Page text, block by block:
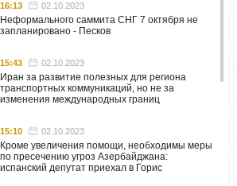
16:13 02.10.2023
Неформального саммита СНГ 7 октября не
запланировано - Песков
15:43 02.10.2023
Иран за развитие полезных для региона
транспортных коммуникаций, но не за
изменения международных границ
15:10 02.10.2023
Кроме увеличения помощи, необходимы меры
по пресечению угроз Азербайджана:
испанский депутат приехал в Горис